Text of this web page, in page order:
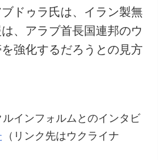
ドゥラ氏は、イラン製無
、アラブ首長国連邦のウ
強化するだろうとの見方
インフォルムとのインタビ
（リンク先はウクライナ